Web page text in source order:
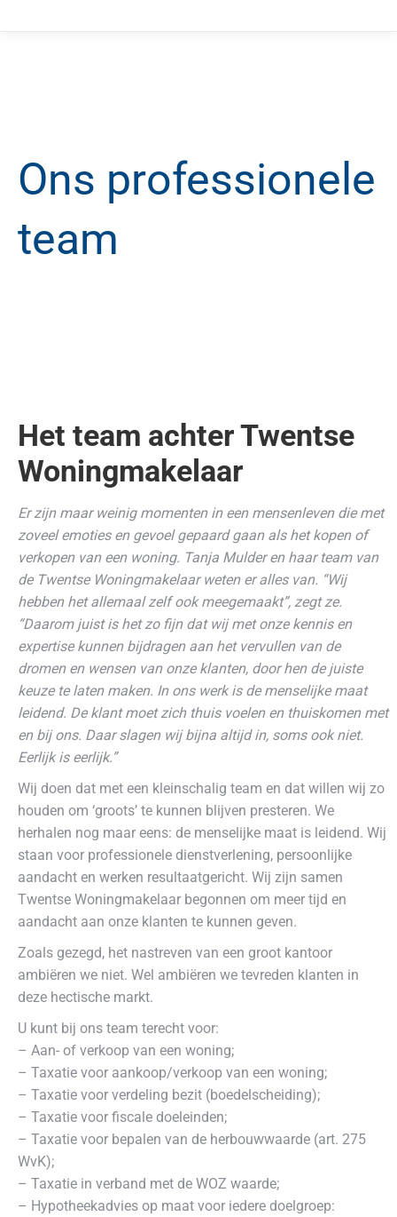
Ons professionele
team
Het team achter Twentse
Woningmakelaar
Er zijn maar weinig momenten in een mensenleven die met
zoveel emoties en gevoel gepaard gaan als het kopen of
verkopen van een woning. Tanja Mulder en haar team van
de Twentse Woningmakelaar weten er alles van. “Wij
hebben het allemaal zelf ook meegemaakt”, zegt ze.
“Daarom juist is het zo fijn dat wij met onze kennis en
expertise kunnen bijdragen aan het vervullen van de
dromen en wensen van onze klanten, door hen de juiste
keuze te laten maken. In ons werk is de menselijke maat
leidend. De klant moet zich thuis voelen en thuiskomen met
en bij ons. Daar slagen wij bijna altijd in, soms ook niet.
Eerlijk is eerlijk.”
Wij doen dat met een kleinschalig team en dat willen wij zo
houden om ‘groots’ te kunnen blijven presteren. We
herhalen nog maar eens: de menselijke maat is leidend. Wij
staan voor professionele dienstverlening, persoonlijke
aandacht en werken resultaatgericht. Wij zijn samen
Twentse Woningmakelaar begonnen om meer tijd en
aandacht aan onze klanten te kunnen geven.
Zoals gezegd, het nastreven van een groot kantoor
ambiëren we niet. Wel ambiëren we tevreden klanten in
deze hectische markt.
U kunt bij ons team terecht voor:
– Aan- of verkoop van een woning;
– Taxatie voor aankoop/verkoop van een woning;
– Taxatie voor verdeling bezit (boedelscheiding);
– Taxatie voor fiscale doeleinden;
– Taxatie voor bepalen van de herbouwwaarde (art. 275
WvK);
– Taxatie in verband met de WOZ waarde;
– Hypotheekadvies op maat voor iedere doelgroep: